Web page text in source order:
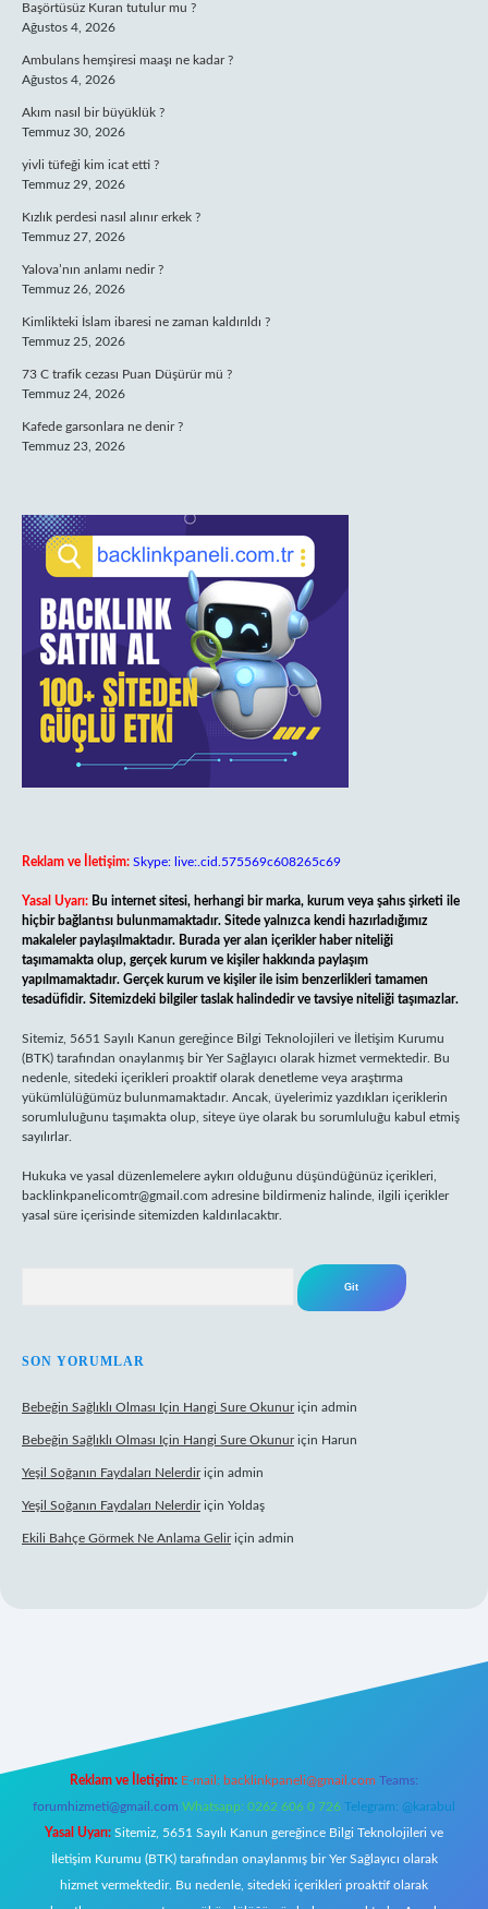
Başörtüsüz Kuran tutulur mu ?
Ağustos 4, 2026
Ambulans hemşiresi maaşı ne kadar ?
Ağustos 4, 2026
Akım nasıl bir büyüklük ?
Temmuz 30, 2026
yivli tüfeği kim icat etti ?
Temmuz 29, 2026
Kızlık perdesi nasıl alınır erkek ?
Temmuz 27, 2026
Yalova’nın anlamı nedir ?
Temmuz 26, 2026
Kimlikteki İslam ibaresi ne zaman kaldırıldı ?
Temmuz 25, 2026
73 C trafik cezası Puan Düşürür mü ?
Temmuz 24, 2026
Kafede garsonlara ne denir ?
Temmuz 23, 2026
Reklam ve İletişim: Skype: live:.cid.575569c608265c69
Yasal Uyarı: Bu internet sitesi, herhangi bir marka, kurum veya şahıs şirketi ile
hiçbir bağlantısı bulunmamaktadır. Sitede yalnızca kendi hazırladığımız
makaleler paylaşılmaktadır. Burada yer alan içerikler haber niteliği
taşımamakta olup, gerçek kurum ve kişiler hakkında paylaşım
yapılmamaktadır. Gerçek kurum ve kişiler ile isim benzerlikleri tamamen
tesadüfidir. Sitemizdeki bilgiler taslak halindedir ve tavsiye niteliği taşımazlar.
Sitemiz, 5651 Sayılı Kanun gereğince Bilgi Teknolojileri ve İletişim Kurumu
(BTK) tarafından onaylanmış bir Yer Sağlayıcı olarak hizmet vermektedir. Bu
nedenle, sitedeki içerikleri proaktif olarak denetleme veya araştırma
yükümlülüğümüz bulunmamaktadır. Ancak, üyelerimiz yazdıkları içeriklerin
sorumluluğunu taşımakta olup, siteye üye olarak bu sorumluluğu kabul etmiş
sayılırlar.
Hukuka ve yasal düzenlemelere aykırı olduğunu düşündüğünüz içerikleri,
backlinkpanelicomtr@gmail.com adresine bildirmeniz halinde, ilgili içerikler
yasal süre içerisinde sitemizden kaldırılacaktır.
SON YORUMLAR
Bebeğin Sağlıklı Olması Için Hangi Sure Okunuriçin admin
Bebeğin Sağlıklı Olması Için Hangi Sure Okunuriçin Harun
Yeşil Soğanın Faydaları Nelerdiriçin admin
Yeşil Soğanın Faydaları Nelerdiriçin Yoldaş
Ekili Bahçe Görmek Ne Anlama Geliriçin admin
Reklam ve İletişim: E-mail: backlinkpaneli@gmail.com Teams:
forumhizmeti@gmail.com Whatsapp: 0262 606 0 726 Telegram: @karabul
Yasal Uyarı: Sitemiz, 5651 Sayılı Kanun gereğince Bilgi Teknolojileri ve
İletişim Kurumu (BTK) tarafından onaylanmış bir Yer Sağlayıcı olarak
hizmet vermektedir. Bu nedenle, sitedeki içerikleri proaktif olarak